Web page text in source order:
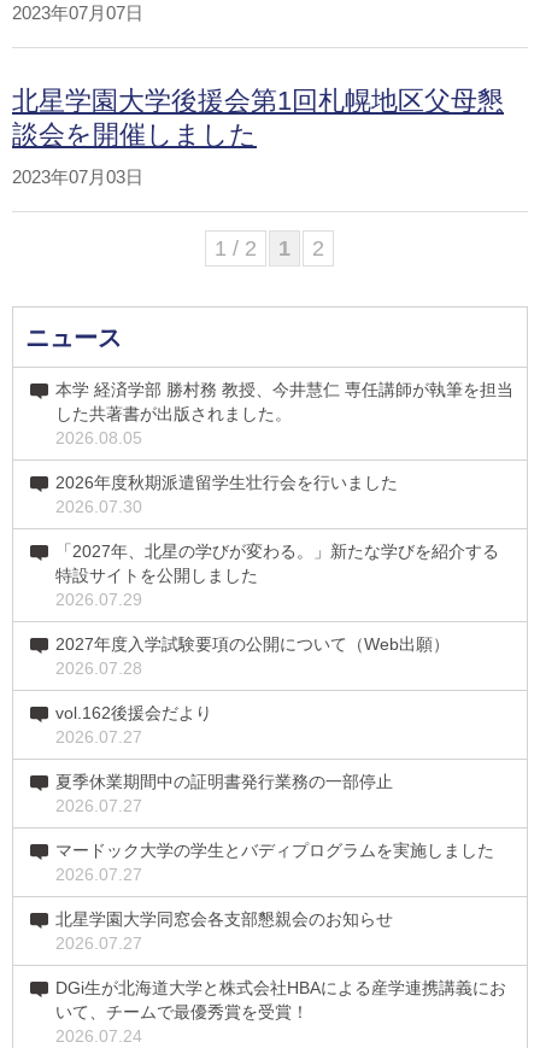
2023年07月07日
北星学園大学後援会第1回札幌地区父母懇
談会を開催しました
2023年07月03日
1 / 2 1 2
ニュース
本学 経済学部 勝村務 教授、今井慧仁 専任講師が執筆を担当
した共著書が出版されました。
2026.08.05
2026年度秋期派遣留学生壮行会を行いました
2026.07.30
「2027年、北星の学びが変わる。」新たな学びを紹介する
特設サイトを公開しました
2026.07.29
2027年度入学試験要項の公開について（Web出願）
2026.07.28
vol.162後援会だより
2026.07.27
夏季休業期間中の証明書発行業務の一部停止
2026.07.27
マードック大学の学生とバディプログラムを実施しました
2026.07.27
北星学園大学同窓会各支部懇親会のお知らせ
2026.07.27
DGi生が北海道大学と株式会社HBAによる産学連携講義にお
いて、チームで最優秀賞を受賞！
2026.07.24